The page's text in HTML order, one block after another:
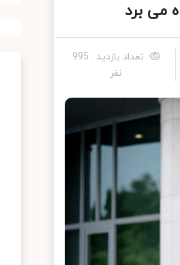
می برد
تعداد بازدید : 995
نفر